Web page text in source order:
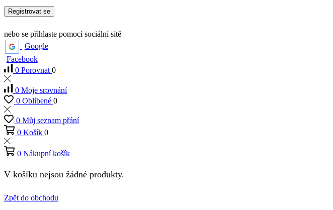
Registrovat se
nebo se přihlaste pomocí sociální sítě
Google
Facebook
0 Porovnat 0
0 Moje srovnání
0 Oblíbené 0
0 Můj seznam přání
0 Košík 0
0 Nákupní košík
V košíku nejsou žádné produkty.
Zpět do obchodu